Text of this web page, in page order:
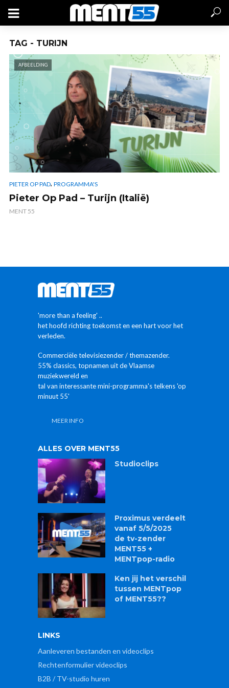
TAG - TURIJN
AFBEELDING
PIETER OP PAD, PROGRAMMA'S
Pieter Op Pad – Turijn (Italië)
MENT 55
'more than a feeling' ..
het hoofd richting toekomst en een hart voor het
verleden.
Commerciële televisiezender / themazender.
55% classics, topnamen uit de Vlaamse
muziekwereld en
tal van interessante mini-programma's telkens 'op
minuut 55'
MEER INFO
ALLES OVER MENT55
Studioclips
Proximus verdeelt
vanaf 5/5/2025
de tv-zender
MENT55 +
MENTpop-radio
Ken jij het verschil
tussen MENTpop
of MENT55??
LINKS
Aanleveren bestanden en videoclips
Rechtenformulier videoclips
B2B / TV-studio huren